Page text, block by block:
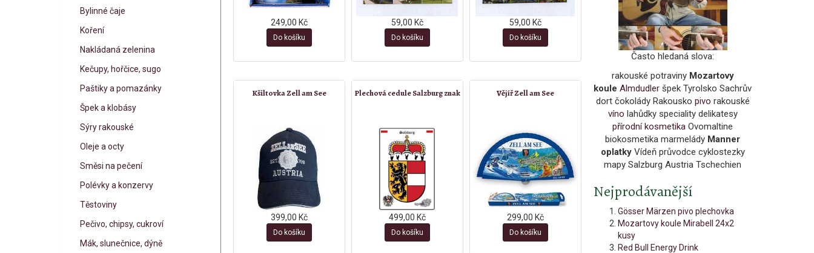
Bylinné čaje
Koření
Nakládaná zelenina
Kečupy, hořčice, sugo
Paštiky a pomazánky
Špek a klobásy
Sýry rakouské
Oleje a octy
Směsi na pečení
Polévky a konzervy
Těstoviny
Pečivo, chipsy, cukroví
Mák, slunečnice, dýně
249,00 Kč
Do košíku
59,00 Kč
Do košíku
59,00 Kč
Do košíku
Kšiltovka Zell am See
399,00 Kč
Do košíku
Plechová cedule Salzburg znak
499,00 Kč
Do košíku
Vějíř Zell am See
299,00 Kč
Do košíku
Často hledaná slova:
rakouské potraviny Mozartovy
koule Almdudler špek Tyrolsko Sachrův
dort čokolády Rakousko pivo rakouské
víno lahůdky speciality delikatesy
přírodní kosmetika Ovomaltine
biokosmetika marmelády Manner
oplatkyVídeň průvodce cyklostezky
mapy Salzburg Austria Tschechien
Nejprodávanější
Gösser Märzen pivo plechovka
Mozartovy koule Mirabell 24x2
kusy
Red Bull Energy Drink